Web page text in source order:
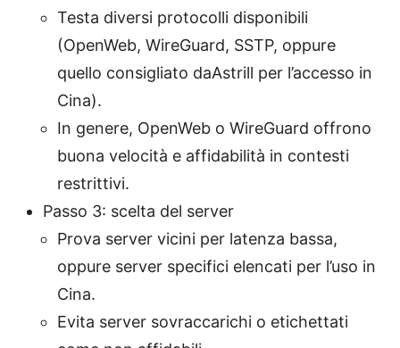
Testa diversi protocolli disponibili
(OpenWeb, WireGuard, SSTP, oppure
quello consigliato daAstrill per l’accesso in
Cina).
In genere, OpenWeb o WireGuard offrono
buona velocità e affidabilità in contesti
restrittivi.
Passo 3: scelta del server
Prova server vicini per latenza bassa,
oppure server specifici elencati per l’uso in
Cina.
Evita server sovraccarichi o etichettati